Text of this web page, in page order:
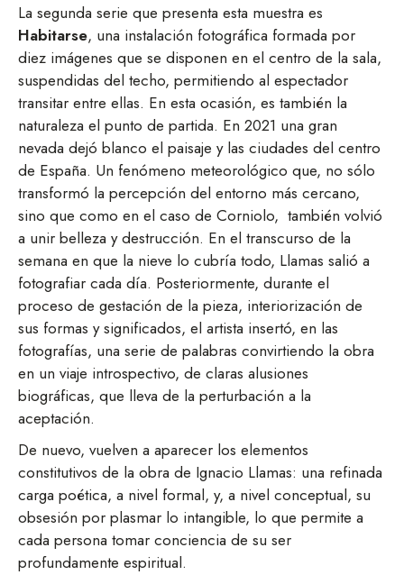
La segunda serie que presenta esta muestra es
Habitarse, una instalación fotográfica formada por
diez imágenes que se disponen en el centro de la sala,
suspendidas del techo, permitiendo al espectador
transitar entre ellas. En esta ocasión, es también la
naturaleza el punto de partida. En 2021 una gran
nevada dejó blanco el paisaje y las ciudades del centro
de España. Un fenómeno meteorológico que, no sólo
transformó la percepción del entorno más cercano,
sino que como en el caso de Corniolo, también volvió
a unir belleza y destrucción. En el transcurso de la
semana en que la nieve lo cubría todo, Llamas salió a
fotografiar cada día. Posteriormente, durante el
proceso de gestación de la pieza, interiorización de
sus formas y significados, el artista insertó, en las
fotografías, una serie de palabras convirtiendo la obra
en un viaje introspectivo, de claras alusiones
biográficas, que lleva de la perturbación a la
aceptación.
De nuevo, vuelven a aparecer los elementos
constitutivos de la obra de Ignacio Llamas: una refinada
carga poética, a nivel formal, y, a nivel conceptual, su
obsesión por plasmar lo intangible, lo que permite a
cada persona tomar conciencia de su ser
profundamente espiritual.